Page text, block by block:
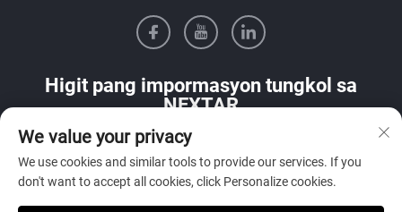
Higit pang impormasyon tungkol sa
NEXTAR
Makipag-ugnayan sa aming sales team sa iyong bansa
We value your privacy
We use cookies and similar tools to provide our services. If you
don't want to accept all cookies, click Personalize cookies.